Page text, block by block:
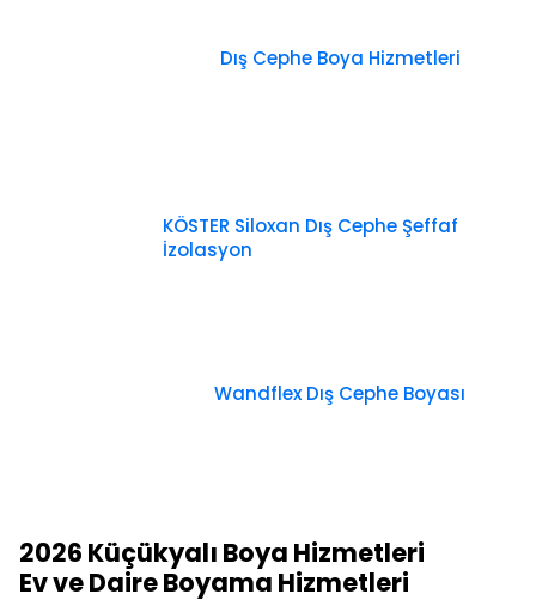
Dış Cephe Boya Hizmetleri
KÖSTER Siloxan Dış Cephe Şeffaf
İzolasyon
Wandflex Dış Cephe Boyası
2026 Küçükyalı Boya Hizmetleri
Ev ve Daire Boyama Hizmetleri